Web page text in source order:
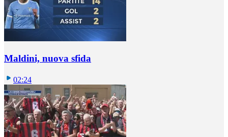
Maldini, nuova sfida
02:24